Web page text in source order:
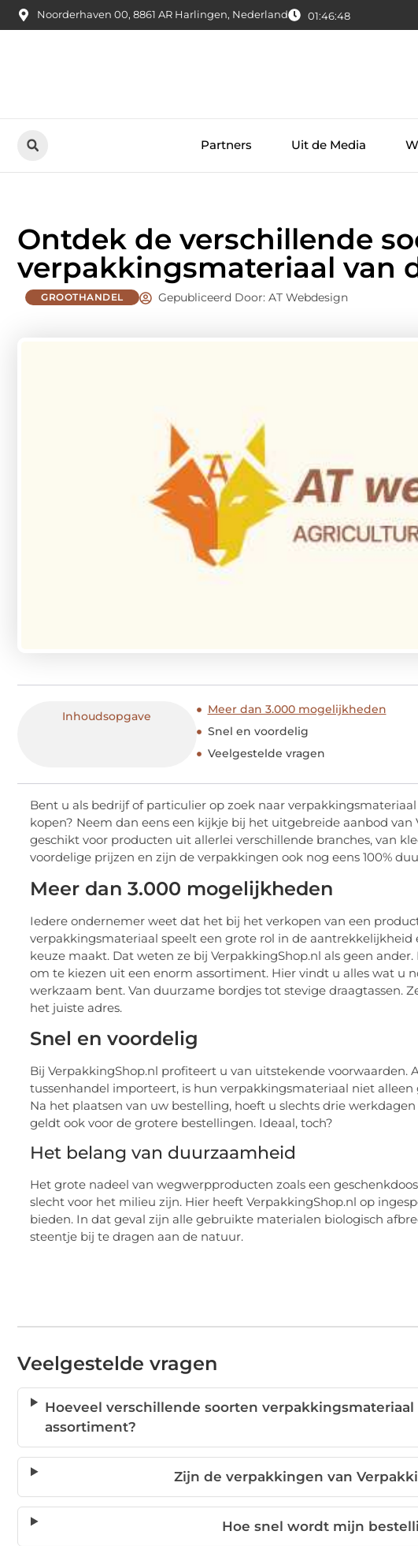
Noorderhaven 00, 8861 AR Harlingen, Nederland 01:46:49
Partners Uit de Media
Ontdek de verschillende
verpakkingsmateriaal van
GROOTHANDEL Gepubliceerd Door: AT Webdesign
Inhoudsopgave
Meer dan 3.000 mogelijkheden
Snel en voordelig
Veelgestelde vragen
Bent u als bedrijf of particulier op zoek naar
kopen? Neem dan eens een kijkje bij het uitgebreide aanbod
geschikt voor producten uit allerlei verschillende branches, van
voordelige prijzen en zijn de verpakkingen ook nog eens 100%
Meer dan 3.000 mogelijkheden
Iedere ondernemer weet dat het bij het verkopen van een
verpakkingsmateriaal speelt een grote rol in de
keuze maakt. Dat weten ze bij VerpakkingShop.nl als geen
om te kiezen uit een enorm assortiment. Hier vindt u alles wat u
werkzaam bent. Van duurzame bordjes tot stevige draagtassen.
het juiste adres.
Snel en voordelig
Bij VerpakkingShop.nl profiteert u van uitstekende voorwaarden.
tussenhandel importeert, is hun verpakkingsmateriaal niet
Na het plaatsen van uw bestelling, hoeft u slechts drie
geldt ook voor de grotere bestellingen. Ideaal, toch?
Het belang van duurzaamheid
Het grote nadeel van wegwerpproducten zoals een
slecht voor het milieu zijn. Hier heeft VerpakkingShop.nl op
bieden. In dat geval zijn alle gebruikte materialen biologisch
steentje bij te dragen aan de natuur.
Veelgestelde vragen
Hoeveel verschillende soorten
assortiment?
Zijn de verpakkingen van
Hoe snel wordt mijn